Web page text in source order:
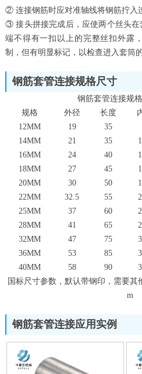
② 连接钢筋时应对准轴线将钢筋拧入
③ 接头拼接完成后，应使两个丝头
端不得有一扣以上的完整丝扣外露
制，但有明显标记，以检查进入套筒
钢筋套管连接规格尺寸
钢筋套管连接规
规格
外径 长度
12MM
19 35
14MM
21 35
16MM
24 40
18MM
27 45
20MM
30 50
22MM
32.5 55
25MM
37 60
28MM
41 65
32MM
47 75
36MM
53 85
40MM
58 90
国标尺寸参数，默认带钢印，需要
m
钢筋套管连接应用实例